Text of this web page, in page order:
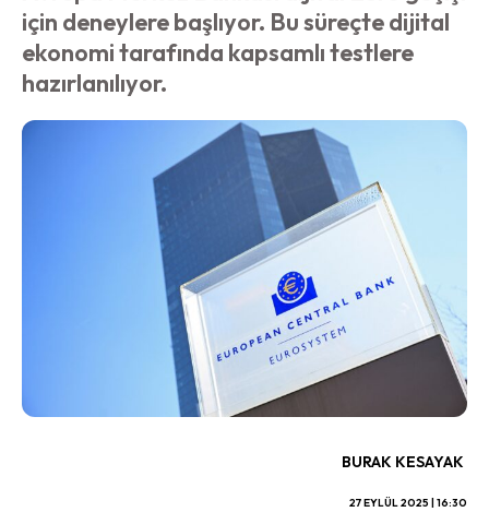
için deneylere başlıyor. Bu süreçte dijital
ekonomi tarafında kapsamlı testlere
hazırlanılıyor.
BURAK KESAYAK
27 EYLÜL 2025 | 16:30